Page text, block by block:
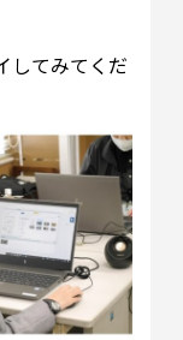
してみてくだ